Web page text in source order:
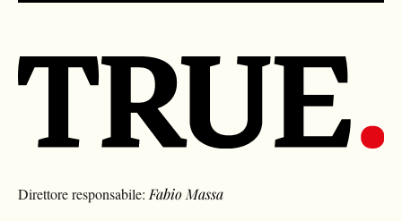
Direttore responsabile: Fabio Massa